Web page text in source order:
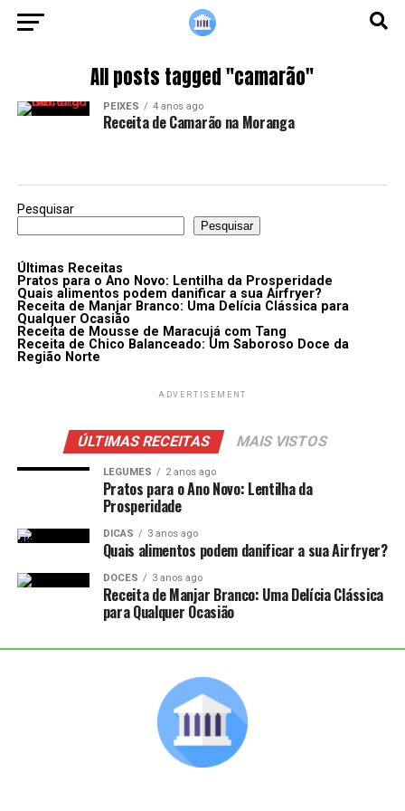
All posts tagged "camarão"
PEIXES 4 anos ago
Receita de Camarão na Moranga
Pesquisar
Pesquisar
Últimas Receitas
Pratos para o Ano Novo: Lentilha da Prosperidade
Quais alimentos podem danificar a sua Airfryer?
Receita de Manjar Branco: Uma Delícia Clássica para
Qualquer Ocasião
Receita de Mousse de Maracujá com Tang
Receita de Chico Balanceado: Um Saboroso Doce da
Região Norte
ADVERTISEMENT
ÚLTIMAS RECEITAS MAIS VISTOS
LEGUMES 2 anos ago
Pratos para o Ano Novo: Lentilha da
Prosperidade
DICAS 3 anos ago
Quais alimentos podem danificar a sua Airfryer?
DOCES 3 anos ago
Receita de Manjar Branco: Uma Delícia Clássica
para Qualquer Ocasião